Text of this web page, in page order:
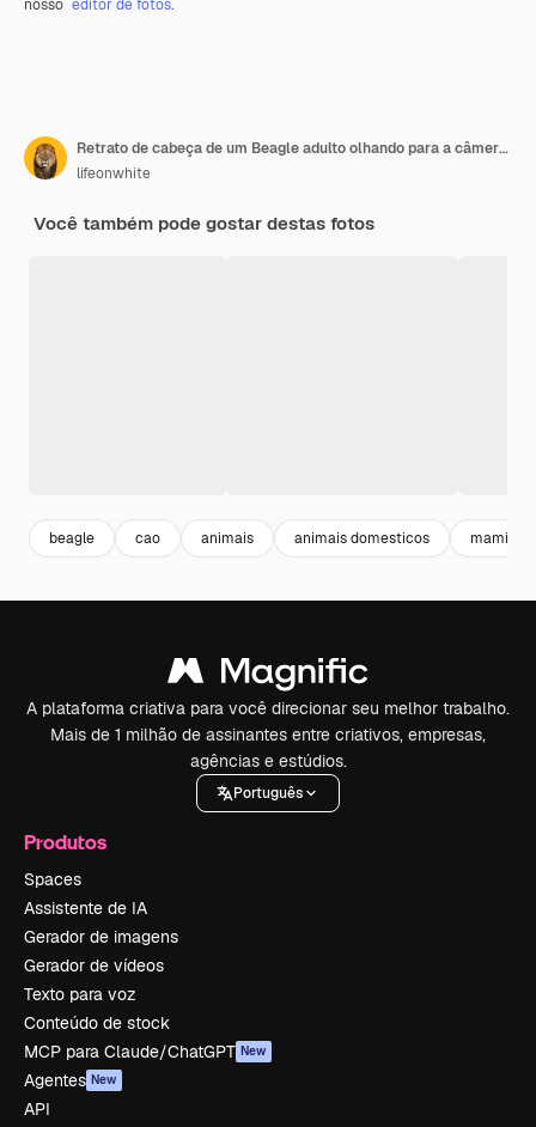
nosso editor de fotos.
Retrato de cabeça de um Beagle adulto olhando para a câmera isolado em laranja
lifeonwhite
Você também pode gostar destas fotos
beagle cao animais animais domesticos
A plataforma criativa para você direcionar seu melhor trabalho.
Mais de 1 milhão de assinantes entre criativos, empresas,
agências e estúdios.
Português
Produtos
Spaces
Assistente de IA
Gerador de imagens
Gerador de vídeos
Texto para voz
Conteúdo de stock
MCP para Claude/ChatGPT New
Agentes New
API